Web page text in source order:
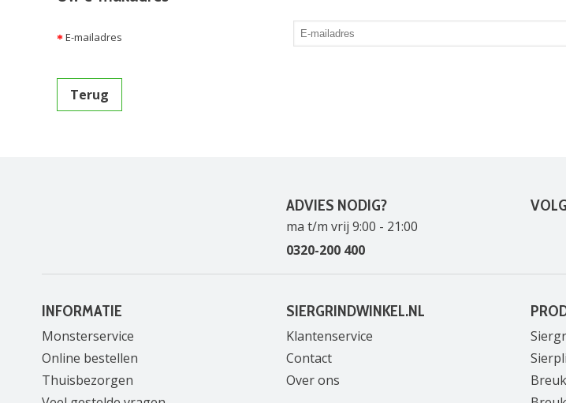
E-mailadres
Terug
ADVIES NODIG?
ma t/m vrij 9:00 - 21:00
0320-200 400
INFORMATIE
Monsterservice
Online bestellen
Thuisbezorgen
SIERGRINDWINKEL.NL
Klantenservice
Contact
Over ons